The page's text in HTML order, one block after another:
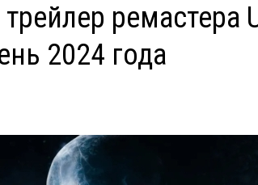
ремастера
2024 года